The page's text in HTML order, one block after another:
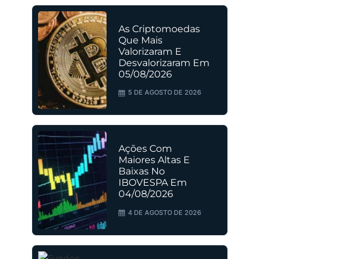
As Criptomoedas
Que Mais
Valorizaram E
Desvalorizaram Em
05/08/2026
5 DE AGOSTO DE 2026
Ações Com
Maiores Altas E
Baixas No
IBOVESPA Em
04/08/2026
4 DE AGOSTO DE 2026